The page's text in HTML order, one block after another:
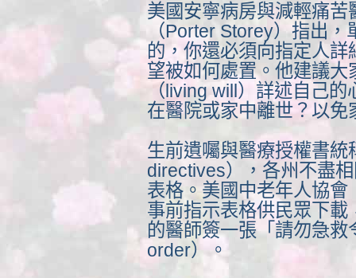
美國安寧病房與減輕痛
（Porter Storey）指出
的，你還必須向指定人
望被如何處置。他建議
（living will）詳述自己
在醫院或家中離世？以免
生前遺囑與醫療授權書
directives），各州不盡
表格。美國中老年人協
事前指示表格供民眾下
的醫師簽一張「請勿急
order）。